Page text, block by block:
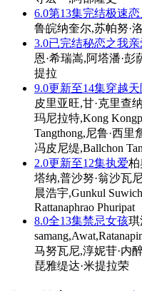
6.0第13集完结极速恋
鲁皖纳奎尔,苏帕努·
3.0已完结秘恋之我
恩·希瑞嵩,阿塔潘·彭
提拉
9.0更新至14集穿越
皮里亚旺,甘·克里查
玛尼拉特,Kong
Tangthong,尼鲁·西
冯皮尼缇,Ballchon
2.0更新至12集执爱柏
塔纳,普沙努·翁沙瓦
晨浩宇,Gunkul
Rattanaphrao Phuripat
8.0全13集禁忌女孩琪
马努瓦尼,淳妮苷·内
琵雅缇达·米提拉荣